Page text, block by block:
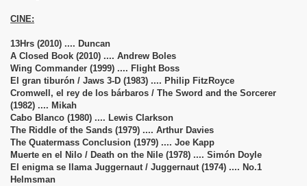
CINE:
13Hrs (2010) .... Duncan
A Closed Book (2010) .... Andrew Boles
Wing Commander (1999) .... Flight Boss
El gran tiburón / Jaws 3-D (1983) .... Philip FitzRoyce
Cromwell, el rey de los bárbaros / The Sword and the Sorcerer
(1982) .... Mikah
Cabo Blanco (1980) .... Lewis Clarkson
The Riddle of the Sands (1979) .... Arthur Davies
The Quatermass Conclusion (1979) .... Joe Kapp
Muerte en el Nilo / Death on the Nile (1978) .... Simón Doyle
El enigma se llama Juggernaut / Juggernaut (1974) .... No.1
Helmsman